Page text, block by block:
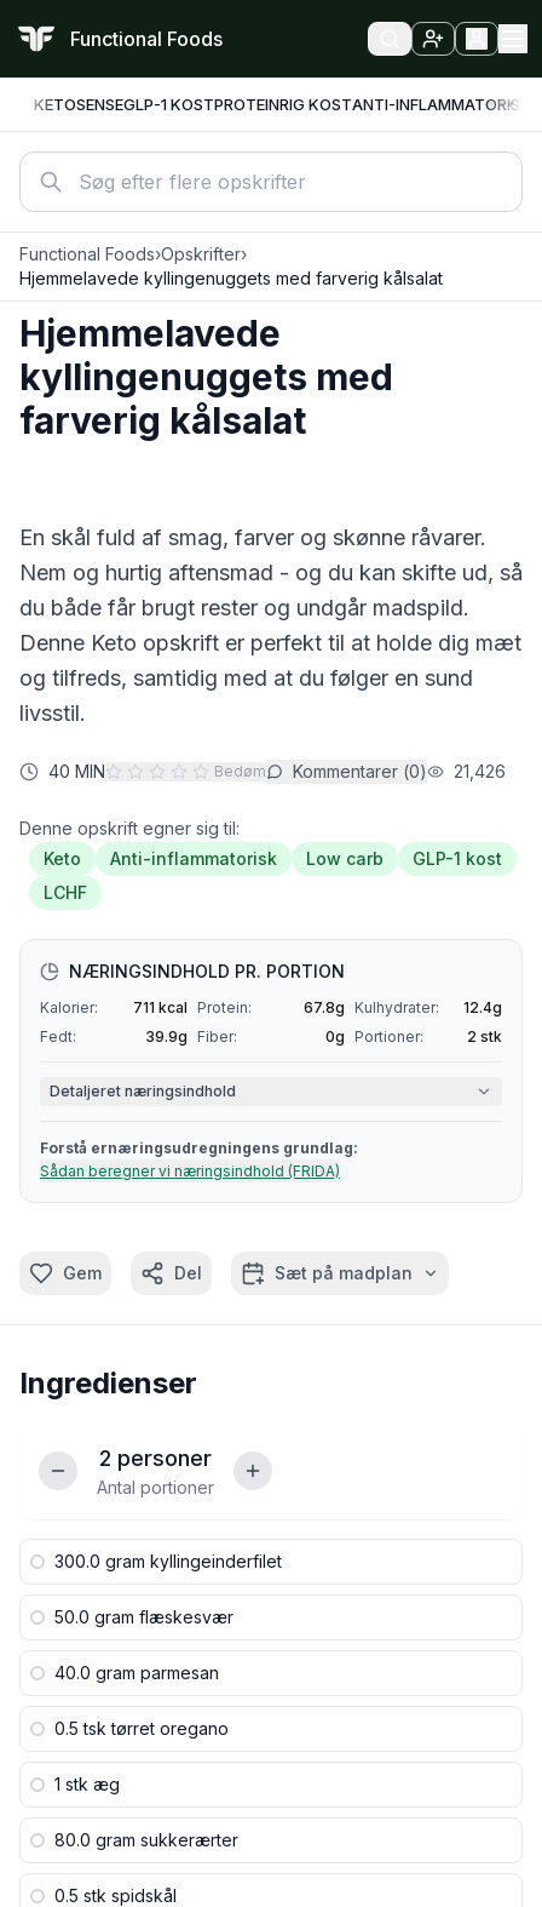
Functional Foods
KETOSENSEGLP-1 KOSTPROTEINRIG KOSTANTI-INFLAMMATORISK
Functional Foods›Opskrifter›
Hjemmelavede kyllingenuggets med farverig kålsalat
Hjemmelavede
kyllingenuggets med
farverig kålsalat
En skål fuld af smag, farver og skønne råvarer.
Nem og hurtig aftensmad - og du kan skifte ud, så
du både får brugt rester og undgår madspild.
Denne Keto opskrift er perfekt til at holde dig mæt
og tilfreds, samtidig med at du følger en sund
livsstil.
40 MIN Bedøm Kommentarer (0) 21,426
Denne opskrift egner sig til:
Keto
Anti-inflammatorisk Low carb
GLP-1 kost
LCHF
NÆRINGSINDHOLD PR. PORTION
Kalorier: 711 kcal Protein: 67.8g Kulhydrater: 12.4g
Fedt:
39.9g Fiber: 0g Portioner: 2 stk
Detaljeret næringsindhold
Forstå ernæringsudregningens grundlag:
Sådan beregner vi næringsindhold (FRIDA)
Gem Del Sæt på madplan
Ingredienser
2 personer
Antal portioner
300.0 gram kyllingeinderfilet
50.0 gram flæskesvær
40.0 gram parmesan
0.5 tsk tørret oregano
1 stk æg
80.0 gram sukkerærter
0.5 stk spidskål